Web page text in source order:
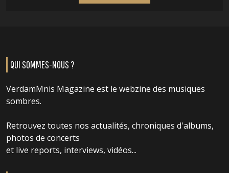
QUI SOMMES-NOUS ?
VerdamMnis Magazine est le webzine des musiques
sombres.
Retrouvez toutes nos actualités, chroniques d'albums,
photos de concerts
et live reports, interviews, vidéos...